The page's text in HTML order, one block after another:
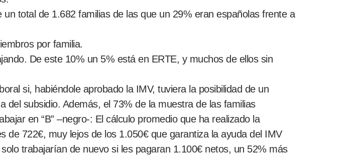
total de 1.682 familias de las que un 29% eran españolas frente a
por familia.
De este 10% un 5% está en ERTE, y muchos de ellos sin
si, habiéndole aprobado la IMV, tuviera la posibilidad de un
subsidio. Además, el 73% de la muestra de las familias
en “B” –negro-: El cálculo promedio que ha realizado la
de 722€, muy lejos de los 1.050€ que garantiza la ayuda del IMV
trabajarían de nuevo si les pagaran 1.100€ netos, un 52% más